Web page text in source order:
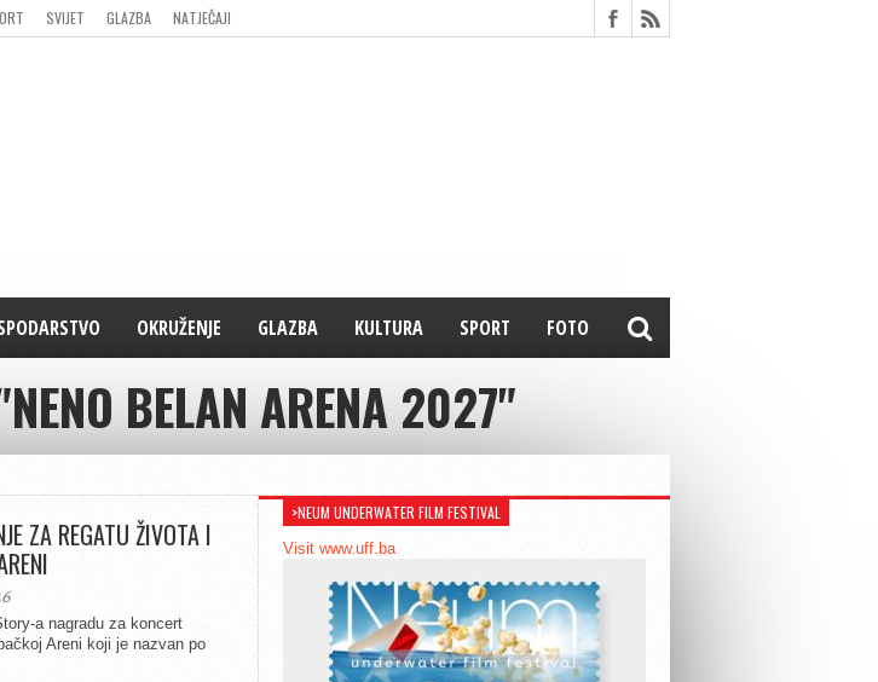
SVIJET GLAZBA
NATJEČAJI
OKRUŽENJE GLAZBA KULTURA SPORT FOTO
BELAN ARENA 2027"
ZA REGATU ŽIVOTA I
a nagradu za koncert
Areni koji je nazvan po
>NEUM UNDERWATER FILM FESTIVAL
Visit www.uff.ba